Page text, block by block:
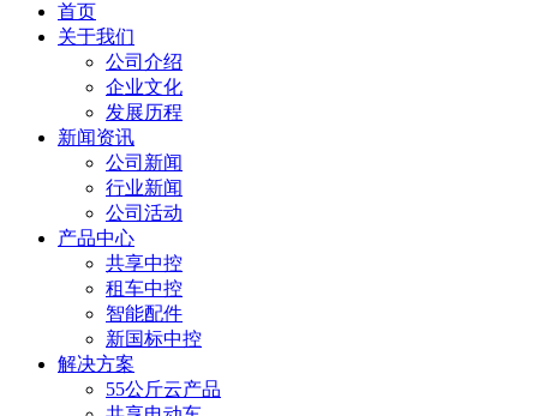
首页
关于我们
公司介绍
企业文化
发展历程
新闻资讯
公司新闻
行业新闻
公司活动
产品中心
共享中控
租车中控
智能配件
新国标中控
解决方案
55公斤云产品